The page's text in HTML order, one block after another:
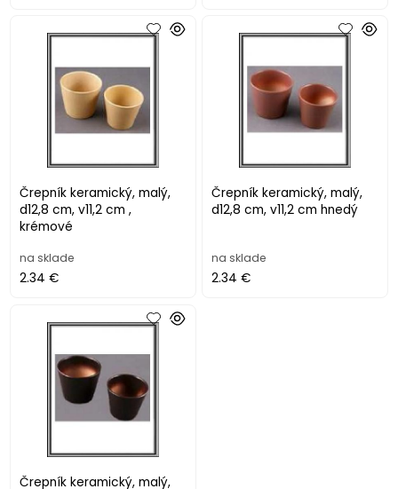
Črepník keramický, malý,
d12,8 cm, v11,2 cm ,
krémové
na sklade
2.34 €
Črepník keramický, malý,
d12,8 cm, v11,2 cm hnedý
na sklade
2.34 €
Črepník keramický, malý,